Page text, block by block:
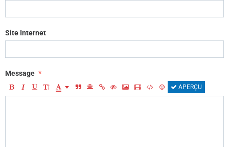
Site Internet
Message
APERÇU